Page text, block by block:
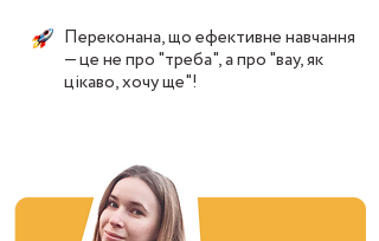
Переконана, що ефективне навчання
— це не про "треба", а про "вау, як
цікаво, хочу ще"!